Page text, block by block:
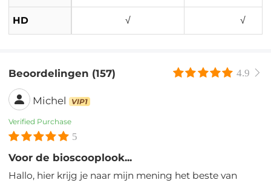
HD √ √
Beoordelingen (157) 4.9
Michel VIP1
Verified Purchase
5
Voor de bioscooplook...
Hallo, hier krijg je naar mijn mening het beste van